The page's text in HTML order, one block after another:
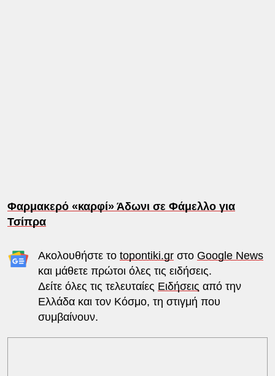
Φαρμακερό «καρφί» Άδωνι σε Φάμελλο για
Τσίπρα
Ακολουθήστε το topontiki.grστο Google News
και μάθετε πρώτοι όλες τις ειδήσεις.
Δείτε όλες τις τελευταίες Ειδήσεις από την
Ελλάδα και τον Κόσμο, τη στιγμή που
συμβαίνουν.